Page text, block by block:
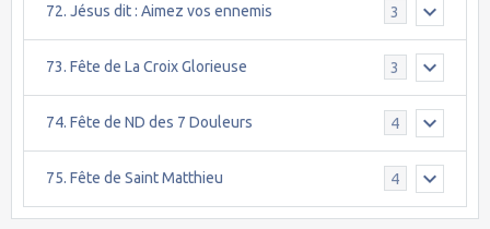
72. Jésus dit : Aimez vos ennemis 3
73. Fête de La Croix Glorieuse 3
74. Fête de ND des 7 Douleurs 4
75. Fête de Saint Matthieu 4